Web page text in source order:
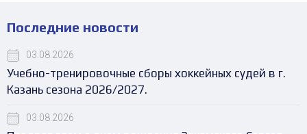
Последние новости
03.08.2026
Учебно-тренировочные сборы хоккейных судей в г.
Казань сезона 2026/2027.
03.08.2026